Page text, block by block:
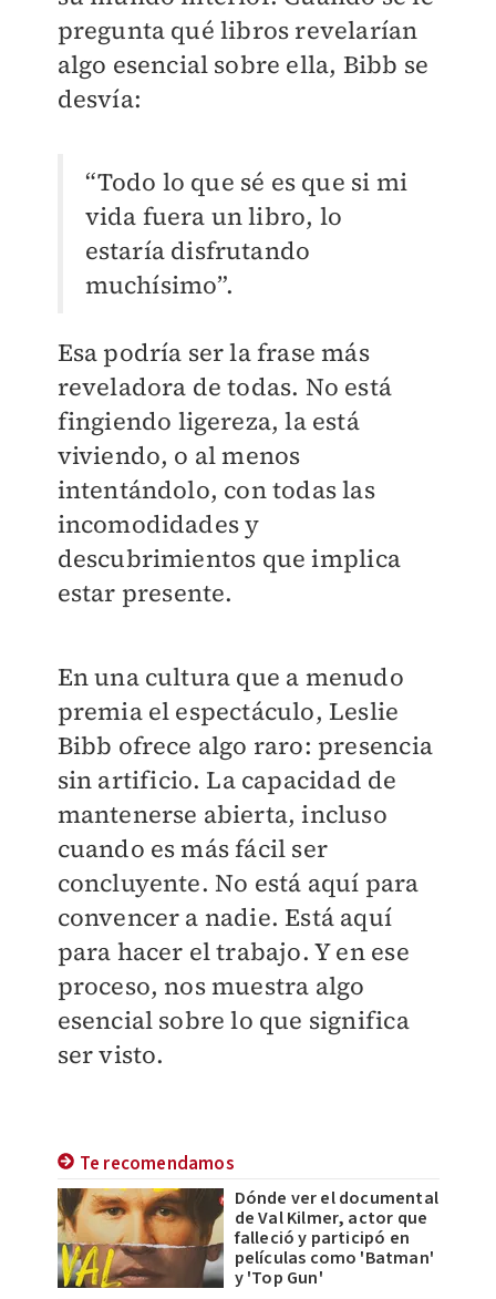
pregunta qué libros revelarían
algo esencial sobre ella, Bibb se
desvía:
“Todo lo que sé es que si mi
vida fuera un libro, lo
estaría disfrutando
muchísimo”.
Esa podría ser la frase más
reveladora de todas. No está
fingiendo ligereza, la está
viviendo, o al menos
intentándolo, con todas las
incomodidades y
descubrimientos que implica
estar presente.
En una cultura que a menudo
premia el espectáculo, Leslie
Bibb ofrece algo raro: presencia
sin artificio. La capacidad de
mantenerse abierta, incluso
cuando es más fácil ser
concluyente. No está aquí para
convencer a nadie. Está aquí
para hacer el trabajo. Y en ese
proceso, nos muestra algo
esencial sobre lo que significa
ser visto.
Te recomendamos
Dónde ver el documental
de Val Kilmer, actor que
falleció y participó en
películas como 'Batman'
y 'Top Gun'